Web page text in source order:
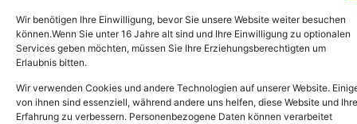
Wir benötigen Ihre Einwilligung, bevor Sie unsere Website weiter besuchen
können.Wenn Sie unter 16 Jahre alt sind und Ihre Einwilligung zu optionalen
Services geben möchten, müssen Sie Ihre Erziehungsberechtigten um
Erlaubnis bitten.
Wir verwenden Cookies und andere Technologien auf unserer Website.
von ihnen sind essenziell, während andere uns helfen, diese Website und Ihre
Erfahrung zu verbessern. Personenbezogene Daten können verarbeitet